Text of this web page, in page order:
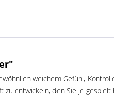
weichem Gefühl,
zu entwickeln, den Sie je gespielt